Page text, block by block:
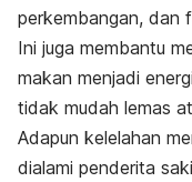
perkembangan, dan
Ini juga membantu
makan menjadi
tidak mudah lemas
Adapun kelelahan
dialami penderita